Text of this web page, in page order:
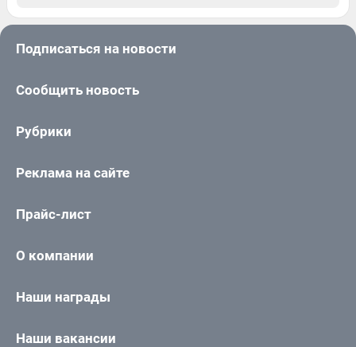
Подписаться на новости
Сообщить новость
Рубрики
Реклама на сайте
Прайс-лист
О компании
Наши награды
Наши вакансии